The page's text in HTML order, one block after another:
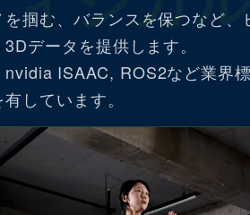
掴む、バランスを保つなど
データを提供します。
nvidia ISAAC, ROS2など業界
しています。